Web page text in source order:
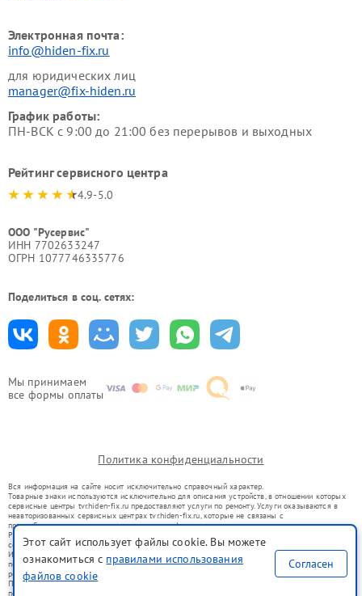
Мы принимаем
все формы оплаты
Электронная почта:
info@hiden-fix.ru
для юридических лиц
manager@fix-hiden.ru
График работы:
ПН-ВСК с 9:00 до 21:00 без перерывов и выходных
Рейтинг сервисного центра
4.9-5.0
ООО "Русервис"
ИНН 7702633247
ОГРН 1077746335776
Поделиться в соц. сетях:
Политика конфиденциальности
Вся информация на сайте носит исключительно справочный характер.
Товарные знаки используются исключительно для описания устройств, в отношении которых
сервисные центры tvr.hiden-fix.ru предоставляют услуги по ремонту. Услуги оказываются в
неавторизованных сервисных центрах tvr.hiden-fix.ru, которые не связаны с
правообладателями товарных знаков или их официальными представителями.
Ремонт осуществляется для устройств, уже введенных в гражданский оборот в соответствии
со статьей 1487 ГК РФ.
Использование товарных знаков не преследует цели индивидуализации услуг или введения
потребителей в заблуждение, а служит для информирования о предоставляемых услугах по
ремонту техники указанных брендов.
Представленная на сайте информация не является публичной офертой, определяемой
положениями Статьи 437(2) Гражданского кодекса РФ
Этот сайт использует файлы cookie. Вы можете
ознакомиться с правилами использования
файлов cookie
Согласен